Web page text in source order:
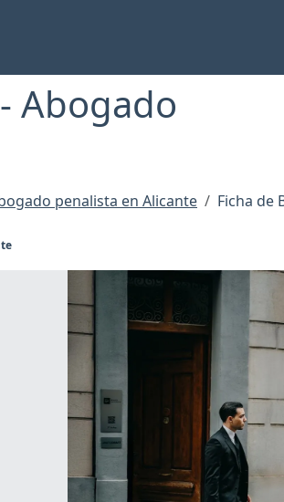
Abogado
penalista en Alicante Ficha de